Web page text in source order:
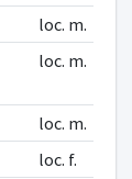
loc. m.
loc. m.
loc. m.
loc. f.